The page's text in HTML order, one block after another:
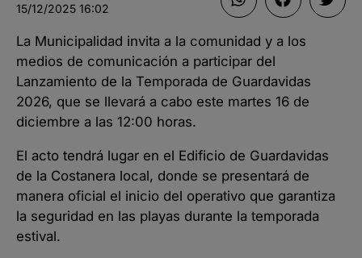
15/12/2025 16:02
La Municipalidad invita a la comunidad y a los
medios de comunicación a participar del
Lanzamiento de la Temporada de Guardavidas
2026, que se llevará a cabo este martes 16 de
diciembre a las 12:00 horas.
El acto tendrá lugar en el Edificio de Guardavidas
de la Costanera local, donde se presentará de
manera oficial el inicio del operativo que garantiza
la seguridad en las playas durante la temporada
estival.